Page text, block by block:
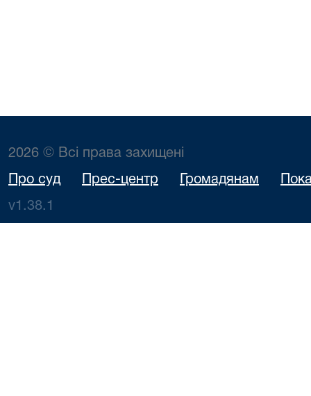
2026 © Всі права захищені
Про суд Прес-центр Громадянам
v1.38.1